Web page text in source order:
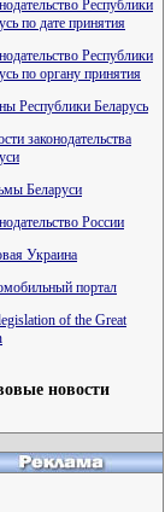
Республики
по дате принятия
Республики
по органу принятия
Республики Беларусь
законодательства
Беларуси
России
Украина
портал
of the Great
новости